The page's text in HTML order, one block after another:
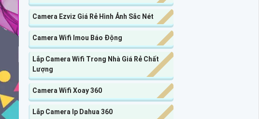
Camera Ezviz Giá Rẻ Hình Ảnh Sắc Nét
Camera Wifi Imou Báo Động
Lắp Camera Wifi Trong Nhà Giá Rẻ Chất
Lượng
Camera Wifi Xoay 360
Lắp Camera Ip Dahua 360